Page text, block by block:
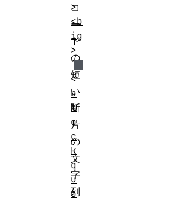
コ
ー
ド
の
短
い
断
片
の
文
字
列
>
<b
ig
>
<
b
l
o
c
k
q
u
o